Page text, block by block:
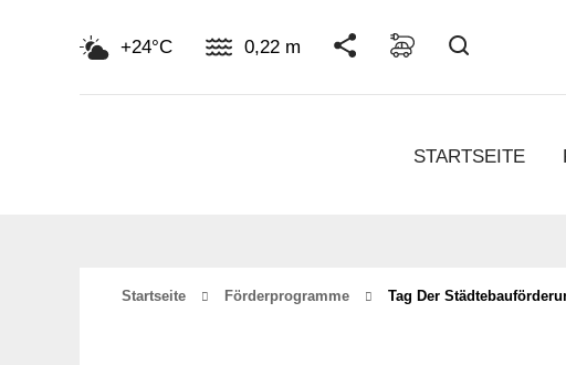
+24°C 0,22 m
STARTSEITE
Startseite Förderprogramme Tag Der